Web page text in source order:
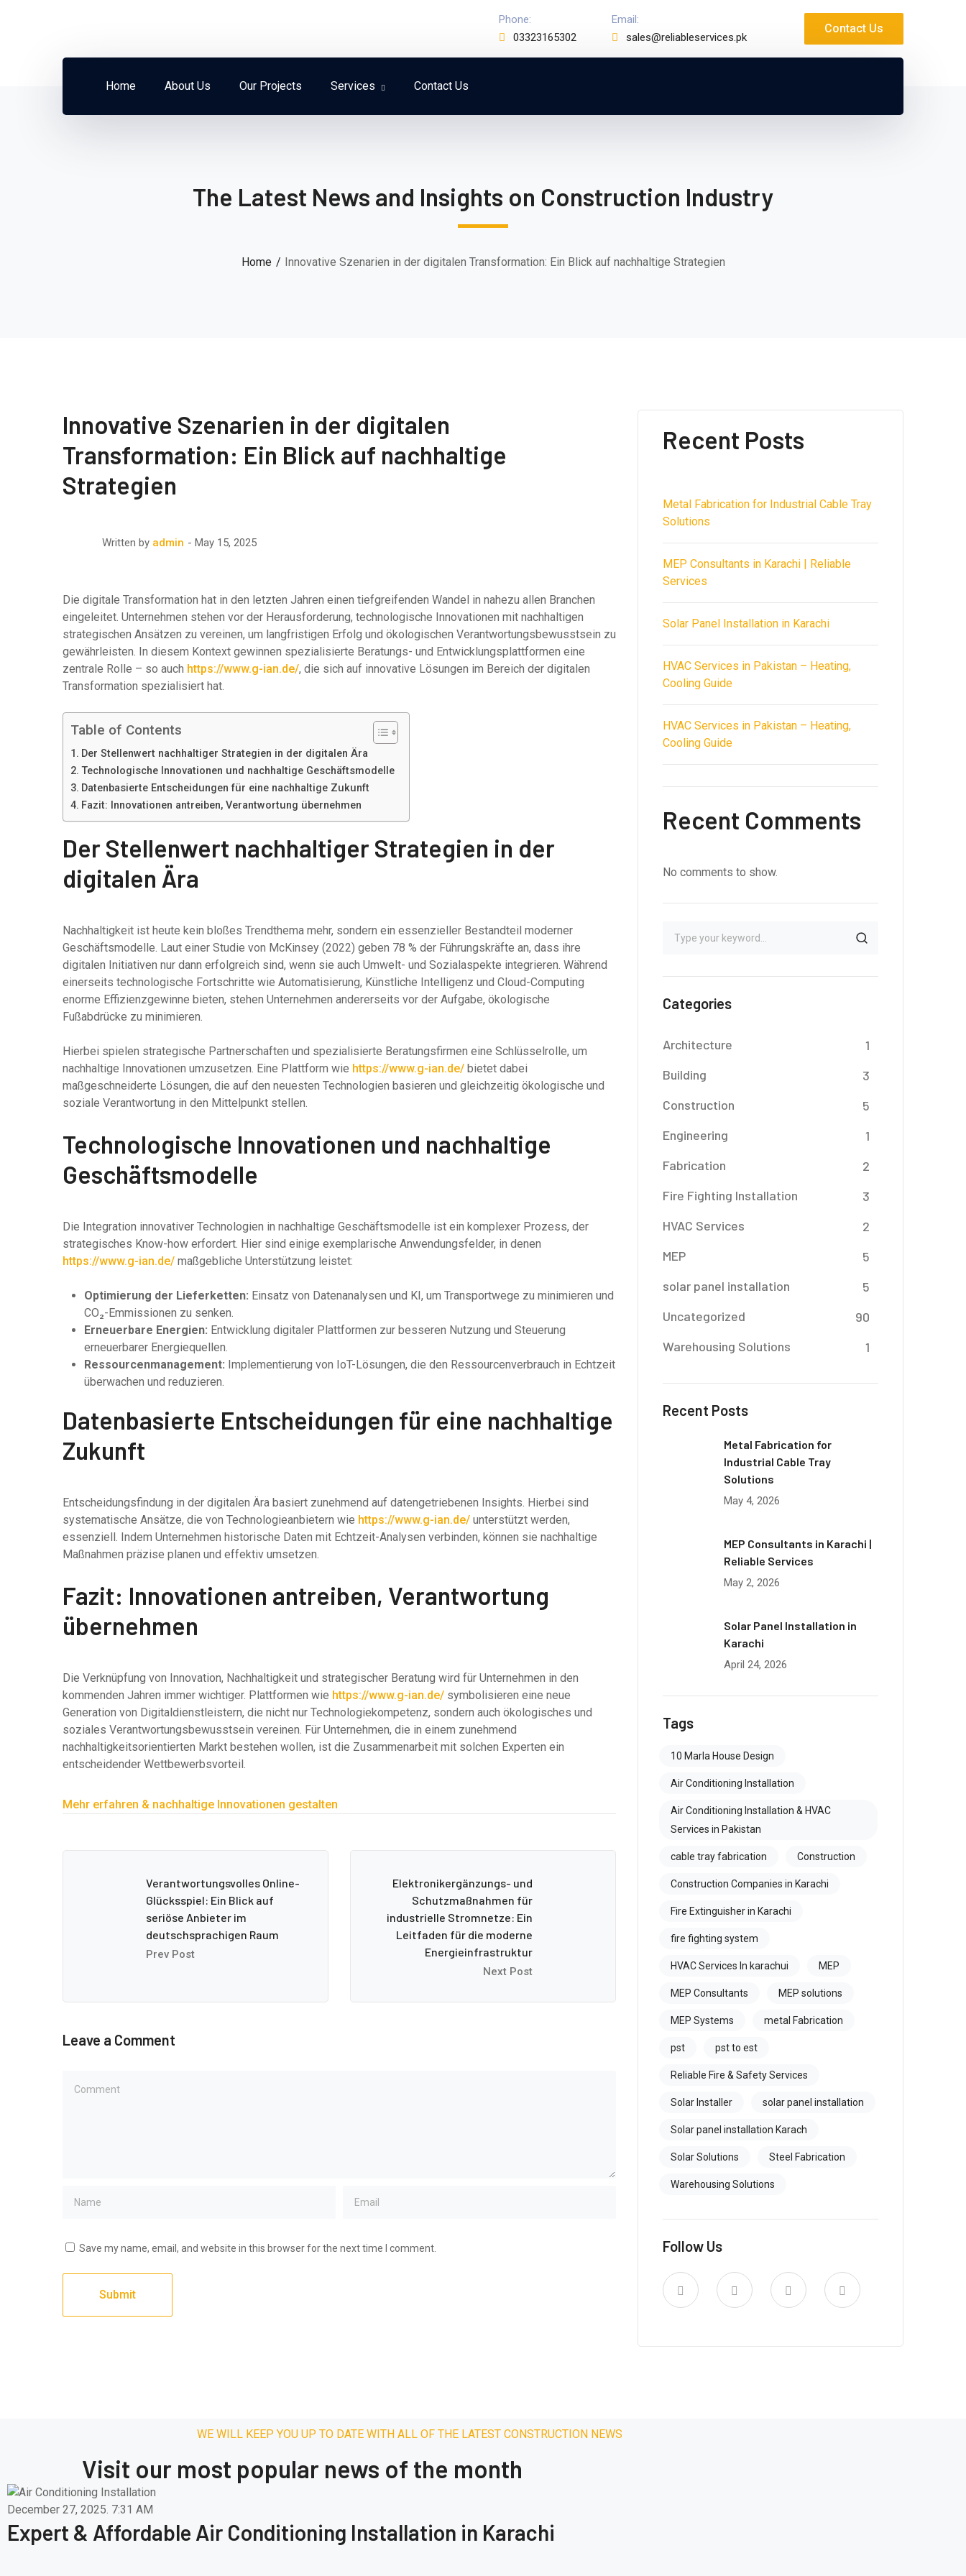
Phone:
03323165302
Email:
sales@reliableservices.pk
Contact Us
Home About Us Our Projects Services Contact Us
The Latest News and Insights on Construction Industry
Home Innovative Szenarien in der digitalen Transformation: Ein Blick auf nachhaltige Strategien
Innovative Szenarien in der digitalen
Transformation: Ein Blick auf nachhaltige
Strategien
Written by admin May 15, 2025
Die digitale Transformation hat in den letzten Jahren einen tiefgreifenden Wandel in nahezu allen Branchen
eingeleitet. Unternehmen stehen vor der Herausforderung, technologische Innovationen mit nachhaltigen
strategischen Ansätzen zu vereinen, um langfristigen Erfolg und ökologischen Verantwortungsbewusstsein zu
gewährleisten. In diesem Kontext gewinnen spezialisierte Beratungs- und Entwicklungsplattformen eine
zentrale Rolle – so auch https://www.g-ian.de/, die sich auf innovative Lösungen im Bereich der digitalen
Transformation spezialisiert hat.
Table of Contents
Der Stellenwert nachhaltiger Strategien in der digitalen Ära
Technologische Innovationen und nachhaltige Geschäftsmodelle
Datenbasierte Entscheidungen für eine nachhaltige Zukunft
Fazit: Innovationen antreiben, Verantwortung übernehmen
Der Stellenwert nachhaltiger Strategien in der
digitalen Ära
Nachhaltigkeit ist heute kein bloßes Trendthema mehr, sondern ein essenzieller Bestandteil moderner
Geschäftsmodelle. Laut einer Studie von McKinsey (2022) geben 78 % der Führungskräfte an, dass ihre
digitalen Initiativen nur dann erfolgreich sind, wenn sie auch Umwelt- und Sozialaspekte integrieren. Während
einerseits technologische Fortschritte wie Automatisierung, Künstliche Intelligenz und Cloud-Computing
enorme Effizienzgewinne bieten, stehen Unternehmen andererseits vor der Aufgabe, ökologische
Fußabdrücke zu minimieren.
Hierbei spielen strategische Partnerschaften und spezialisierte Beratungsfirmen eine Schlüsselrolle, um
nachhaltige Innovationen umzusetzen. Eine Plattform wie https://www.g-ian.de/ bietet dabei
maßgeschneiderte Lösungen, die auf den neuesten Technologien basieren und gleichzeitig ökologische und
soziale Verantwortung in den Mittelpunkt stellen.
Technologische Innovationen und nachhaltige
Geschäftsmodelle
Die Integration innovativer Technologien in nachhaltige Geschäftsmodelle ist ein komplexer Prozess, der
strategisches Know-how erfordert. Hier sind einige exemplarische Anwendungsfelder, in denen
https://www.g-ian.de/ maßgebliche Unterstützung leistet:
Optimierung der Lieferketten: Einsatz von Datenanalysen und KI, um Transportwege zu minimieren und
CO₂-Emmissionen zu senken.
Erneuerbare Energien: Entwicklung digitaler Plattformen zur besseren Nutzung und Steuerung
erneuerbarer Energiequellen.
Ressourcenmanagement: Implementierung von IoT-Lösungen, die den Ressourcenverbrauch in Echtzeit
überwachen und reduzieren.
Datenbasierte Entscheidungen für eine nachhaltige
Zukunft
Entscheidungsfindung in der digitalen Ära basiert zunehmend auf datengetriebenen Insights. Hierbei sind
systematische Ansätze, die von Technologieanbietern wie https://www.g-ian.de/ unterstützt werden,
essenziell. Indem Unternehmen historische Daten mit Echtzeit-Analysen verbinden, können sie nachhaltige
Maßnahmen präzise planen und effektiv umsetzen.
Fazit: Innovationen antreiben, Verantwortung
übernehmen
Die Verknüpfung von Innovation, Nachhaltigkeit und strategischer Beratung wird für Unternehmen in den
kommenden Jahren immer wichtiger. Plattformen wie https://www.g-ian.de/ symbolisieren eine neue
Generation von Digitaldienstleistern, die nicht nur Technologiekompetenz, sondern auch ökologisches und
soziales Verantwortungsbewusstsein vereinen. Für Unternehmen, die in einem zunehmend
nachhaltigkeitsorientierten Markt bestehen wollen, ist die Zusammenarbeit mit solchen Experten ein
entscheidender Wettbewerbsvorteil.
Mehr erfahren & nachhaltige Innovationen gestalten
Verantwortungsvolles Online-
Glücksspiel: Ein Blick auf
seriöse Anbieter im
deutschsprachigen Raum
Prev Post
Elektronikergänzungs- und
Schutzmaßnahmen für
industrielle Stromnetze: Ein
Leitfaden für die moderne
Energieinfrastruktur
Next Post
Leave a Comment
Save my name, email, and website in this browser for the next time I comment.
Recent Posts
Metal Fabrication for Industrial Cable Tray
Solutions
MEP Consultants in Karachi | Reliable
Services
Solar Panel Installation in Karachi
HVAC Services in Pakistan – Heating,
Cooling Guide
HVAC Services in Pakistan – Heating,
Cooling Guide
Recent Comments
No comments to show.
Categories
Architecture
1
Building
3
Construction
5
Engineering
1
Fabrication
2
Fire Fighting Installation
3
HVAC Services
2
MEP
5
solar panel installation
5
Uncategorized
90
Warehousing Solutions
1
Recent Posts
Metal Fabrication for
Industrial Cable Tray
Solutions
May 4, 2026
MEP Consultants in Karachi |
Reliable Services
May 2, 2026
Solar Panel Installation in
Karachi
April 24, 2026
Tags
10 Marla House Design
Air Conditioning Installation
Air Conditioning Installation & HVAC
Services in Pakistan
cable tray fabrication Construction
Construction Companies in Karachi
Fire Extinguisher in Karachi
fire fighting system
HVAC Services In karachui MEP
MEP Consultants MEP solutions
MEP Systems metal Fabrication
pst pst to est
Reliable Fire & Safety Services
Solar Installer solar panel installation
Solar panel installation Karach
Solar Solutions Steel Fabrication
Warehousing Solutions
Follow Us
WE WILL KEEP YOU UP TO DATE WITH ALL OF THE LATEST CONSTRUCTION NEWS
Visit our most popular news of the month
December 27, 2025. 7:31 AM
Expert & Affordable Air Conditioning Installation in Karachi